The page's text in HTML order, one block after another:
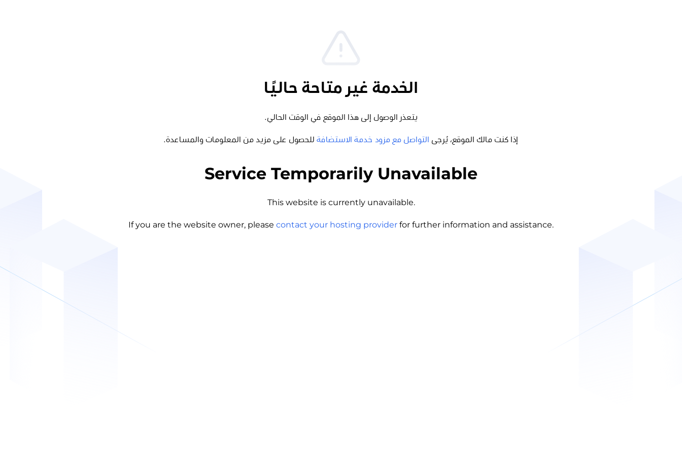
الخدمة غير متاحة حاليًا
يتعذر الوصول إلى هذا الموقع في الوقت الحالي.
إذا كنت مالك الموقع، يُرجى التواصل مع مزود خدمة الاستضافة للحصول على مزيد من المعلومات والمساعدة.
Service Temporarily Unavailable
This website is currently unavailable.
If you are the website owner, please contact your hosting provider for further information and assistance.